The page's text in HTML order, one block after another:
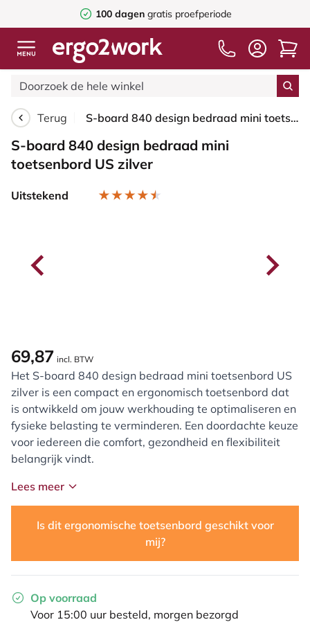
100 dagengratis proefperiode
Terug S-board 840 design bedraad mini toetsenbord US zilver
S-board 840 design bedraad mini
toetsenbord US zilver
Uitstekend
69,87 incl. BTW
Het S-board 840 design bedraad mini toetsenbord US
zilver is een compact en ergonomisch toetsenbord dat
is ontwikkeld om jouw werkhouding te optimaliseren en
fysieke belasting te verminderen. Een doordachte keuze
voor iedereen die comfort, gezondheid en flexibiliteit
belangrijk vindt.
Lees meer
Is dit ergonomische toetsenbord geschikt voor
mij?
Op voorraad
Voor 15:00 uur besteld, morgen bezorgd